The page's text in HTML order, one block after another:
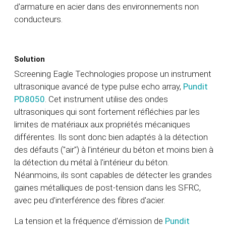
d'armature en acier dans des environnements non
conducteurs.
Solution
Screening Eagle Technologies propose un instrument
ultrasonique avancé de type pulse echo array, Pundit
PD8050. Cet instrument utilise des ondes
ultrasoniques qui sont fortement réfléchies par les
limites de matériaux aux propriétés mécaniques
différentes. Ils sont donc bien adaptés à la détection
des défauts ("air") à l'intérieur du béton et moins bien à
la détection du métal à l'intérieur du béton.
Néanmoins, ils sont capables de détecter les grandes
gaines métalliques de post-tension dans les SFRC,
avec peu d'interférence des fibres d'acier.
La tension et la fréquence d'émission de Pundit